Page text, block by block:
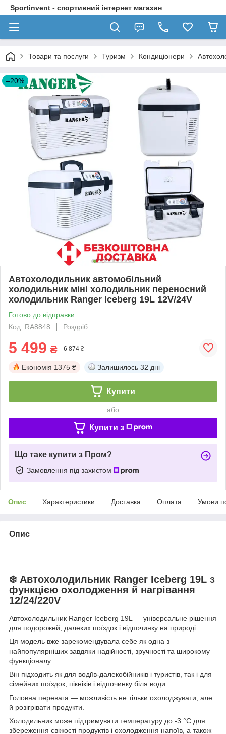
Sportinvent - спортивний інтернет магазин
Товари та послуги Туризм Кондиціонери
–20%
Автохолодильник автомобільний
холодильник міні холодильник переносний
холодильник Ranger Iceberg 19L 12V/24V
Готово до відправки
Код: RA8848
Роздріб
5 499 ₴ 6 874 ₴
Економія 1375 ₴ Залишилось 32 дні
Купити
або
Купити з
Що таке купити з Пром?
Замовлення під захистом
Опис Характеристики Доставка Оплата Умови
Опис
❄️ Автохолодильник Ranger Iceberg 19L з
функцією охолодження й нагрівання
12/24/220V
Автохолодильник Ranger Iceberg 19L — універсальне рішення
для подорожей, далеких поїздок і відпочинку на природі.
Ця модель вже зарекомендувала себе як одна з
найпопулярніших завдяки надійності, зручності та широкому
функціоналу.
Він підходить як для водіїв-далекобійників і туристів, так і для
сімейних поїздок, пікніків і відпочинку біля води.
Головна перевага — можливість не тільки охолоджувати, але
й розігрівати продукти.
Холодильник може підтримувати температуру до -3 °C для
збереження свіжості продуктів і охолодження напоїв, а також